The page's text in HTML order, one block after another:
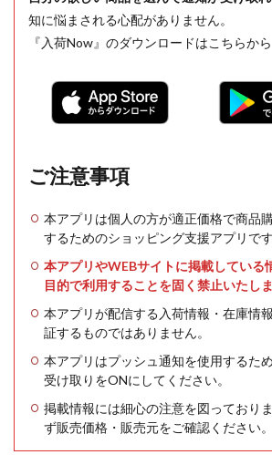
知に悩まされる心配がありません。
『入荷Now』のダウンロードはこちらから
ご注意事項
本アプリは個人の方が適正価格で商品
するためのショッピング支援アプリです
本アプリやWEBサイトに掲載している
目的で利用することを固く禁止いたしま
本アプリが配信する入荷情報・在庫情
証するものではありません。
本アプリはプッシュ通知を使用するた
受け取りをONにしてください。
掲載情報には細心の注意を図っており
ず販売価格・販売元をご確認ください。